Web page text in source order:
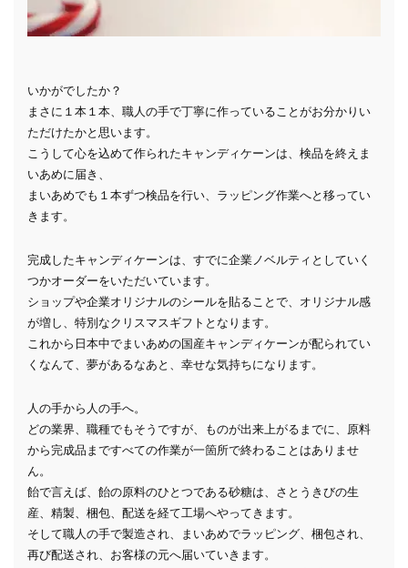
いかがでしたか？
まさに１本１本、職人の手で丁寧に作っていることがお分かりい
ただけたかと思います。
こうして心を込めて作られたキャンディケーンは、検品を終えま
いあめに届き、
まいあめでも１本ずつ検品を行い、ラッピング作業へと移ってい
きます。
完成したキャンディケーンは、すでに企業ノベルティとしていく
つかオーダーをいただいています。
ショップや企業オリジナルのシールを貼ることで、オリジナル感
が増し、特別なクリスマスギフトとなります。
これから日本中でまいあめの国産キャンディケーンが配られてい
くなんて、夢があるなあと、幸せな気持ちになります。
人の手から人の手へ。
どの業界、職種でもそうですが、ものが出来上がるまでに、原料
から完成品まですべての作業が一箇所で終わることはありませ
ん。
飴で言えば、飴の原料のひとつである砂糖は、さとうきびの生
産、精製、梱包、配送を経て工場へやってきます。
そして職人の手で製造され、まいあめでラッピング、梱包され、
再び配送され、お客様の元へ届いていきます。